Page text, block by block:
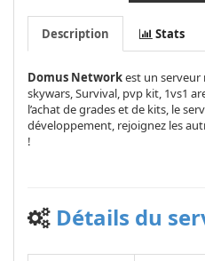
Description Stats
Domus Networkest un serveur
skywars, Survival, pvp kit, 1vs1
l’achat de grades et de kits, le
développement, rejoignez les
!
Détails du